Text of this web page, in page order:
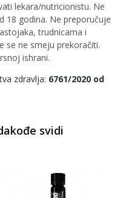
lekara/nutricionistu. Ne
18 godina. Ne preporučuje
trudnicama i
se ne smeju prekoračiti.
ishrani.
zdravlja: 6761/2020 od
svidi